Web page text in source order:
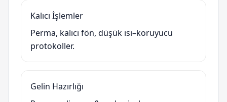
Kalıcı İşlemler
Perma, kalıcı fön, düşük ısı–koruyucu
protokoller.
Gelin Hazırlığı